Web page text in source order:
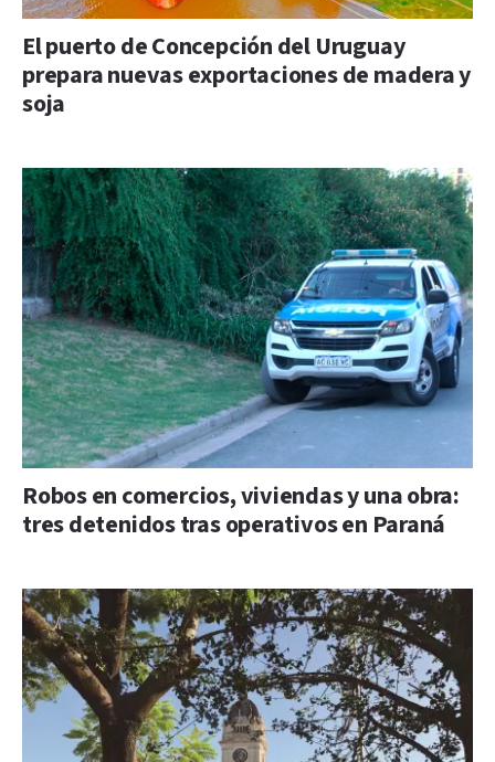
El puerto de Concepción del Uruguay
prepara nuevas exportaciones de madera y
soja
Robos en comercios, viviendas y una obra:
tres detenidos tras operativos en Paraná